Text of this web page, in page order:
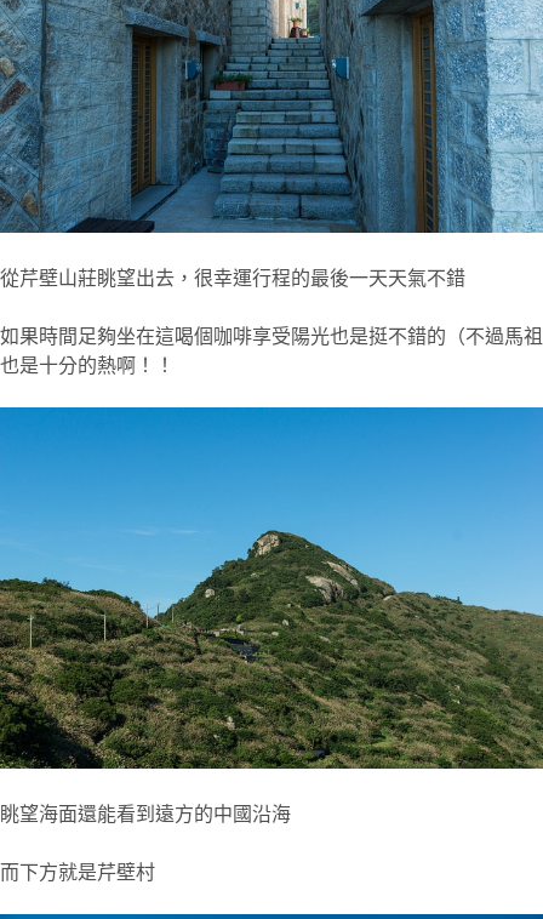
從芹壁山莊眺望出去，很幸運行程的最後一天天氣不錯
如果時間足夠坐在這喝個咖啡享受陽光也是挺不錯的（不過馬祖
也是十分的熱啊！！
眺望海面還能看到遠方的中國沿海
而下方就是芹壁村